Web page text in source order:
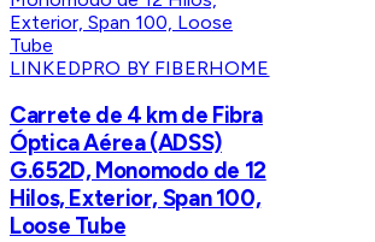
LINKEDPRO BY FIBERHOME
Carrete de 4 km de Fibra
Óptica Aérea (ADSS)
G.652D, Monomodo de 12
Hilos, Exterior, Span 100,
Loose Tube